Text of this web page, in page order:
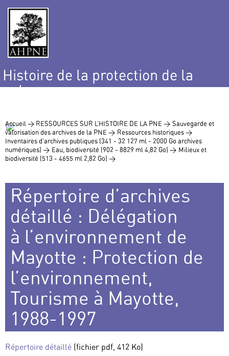
Histoire de la protection de la
nature
Accueil > RESSOURCES SUR L’HISTOIRE DE LA PNE > Sauvegarde et
valorisation des archives de la PNE > Ressources historiques >
Inventaires d’archives publiques (341 - 32 127 ml - 2000 Go archives
numériques) > Eau, biodiversité (902 - 8829 ml 4,82 Go) > Milieux et
biodiversité (513 - 4655 ml 2,82 Go) >
Répertoire d’archives
détaillé : Délégation
à l’environnement de
Mayotte : Protection de
l’environnement,
Tourisme à Mayotte,
1988-1997
Répertoire détaillé (fichier pdf, 412 Ko)